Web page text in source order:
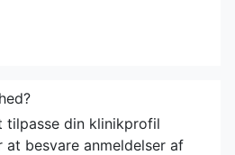
tilpasse din klinikprofil
at besvare anmeldelser af